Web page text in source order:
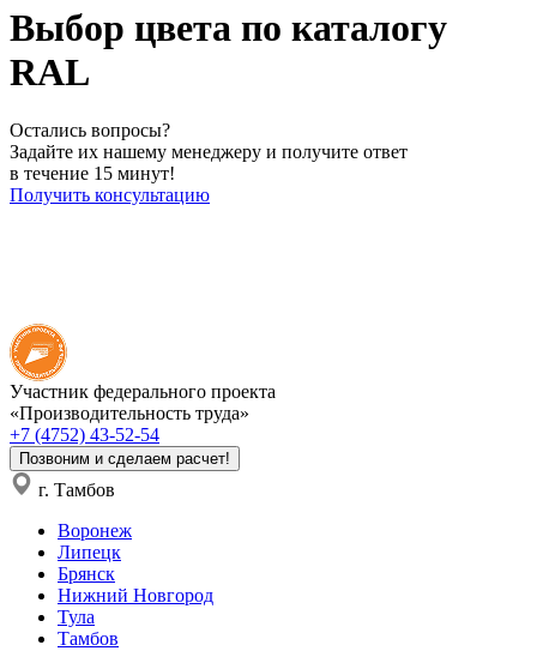
Выбор цвета по каталогу
RAL
Остались вопросы?
Задайте их нашему менеджеру и получите ответ
в течение 15 минут!
Получить консультацию
Участник федерального проекта
«Производительность труда»
+7 (4752) 43-52-54
Позвоним и сделаем расчет!
г. Тамбов
Воронеж
Липецк
Брянск
Нижний Новгород
Тула
Тамбов